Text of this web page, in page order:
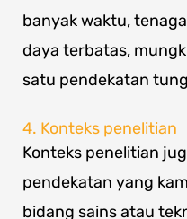
banyak waktu,
daya terbatas,
satu pendekatan
4. Konteks penelitian
Konteks penelitian
pendekatan yang
bidang sains atau